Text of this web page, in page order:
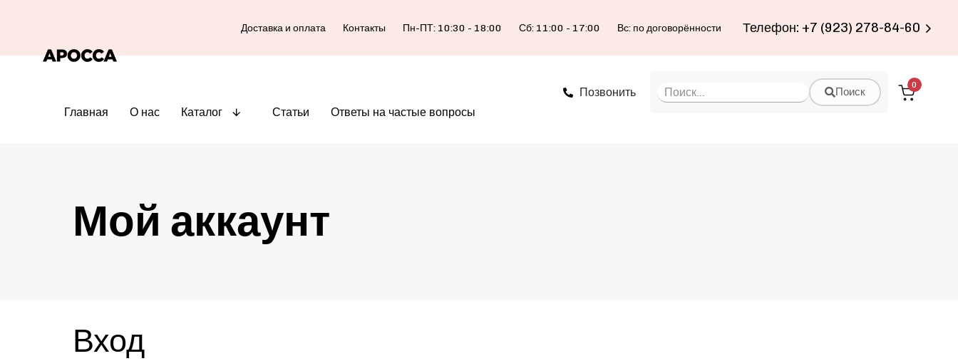
Доставка и оплата Контакты Пн-ПТ: 10:30 - 18:00 Сб: 11:00 - 17:00 Вс: по договорённости Телефон: +7 (923) 278-84-60
Главная О нас Каталог Статьи Ответы на частые вопросы
Позвонить Поиск
0
Мой аккаунт
Вход